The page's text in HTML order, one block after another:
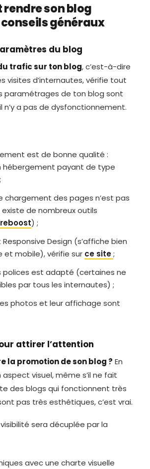
son blog
généraux
du blog
trafic sur ton blog, c’est-à-dire
visites d’internautes, vérifie tout
paramétrages de ton blog sont
n’y a pas de dysfonctionnement.
est de bonne qualité :
hébergement payant de type
chargement des pages n’est pas
de nombreux outils
) ;
Design (s’affiche bien
mobile), vérifie sur ce site;
polices est adapté (certaines ne
par tous les internautes) ;
photos et leur affichage sont
attirer l’attention
la promotion de son blog ? En
visuel, même s’il ne fait
des blogs qui fonctionnent très
pas très esthétiques, c’est vrai.
sera décuplée par la
avec une charte visuelle